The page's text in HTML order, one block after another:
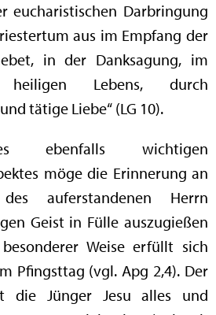
eucharistischen Darbringung
aus im Empfang der
in der Danksagung, im
Lebens, durch
tätige Liebe“ (LG 10).
ebenfalls wichtigen
möge die Erinnerung an
auferstandenen Herrn
Geist in Fülle auszugießen
Weise erfüllt sich
Pfingsttag (vgl. Apg 2,4). Der
die Jünger Jesu alles und